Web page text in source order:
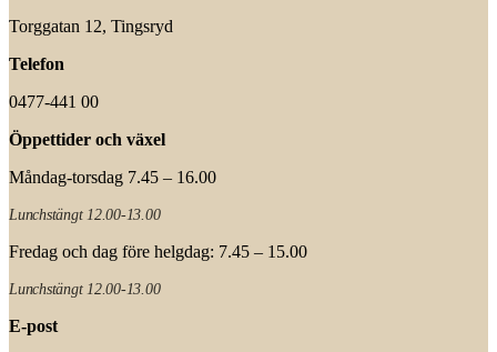
Torggatan 12, Tingsryd
Telefon
0477-441 00
Öppettider och växel
Måndag-torsdag 7.45 – 16.00
Lunchstängt 12.00-13.00
Fredag och dag före helgdag: 7.45 – 15.00
Lunchstängt 12.00-13.00
E-post